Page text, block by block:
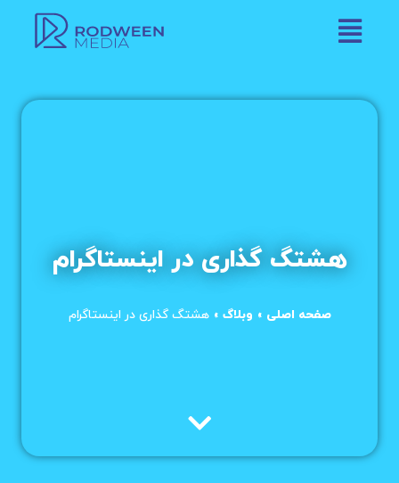
هشتگ گذاری در اینستاگرام
صفحه اصلی » وبلاگ »هشتگ گذاری در اینستاگرام